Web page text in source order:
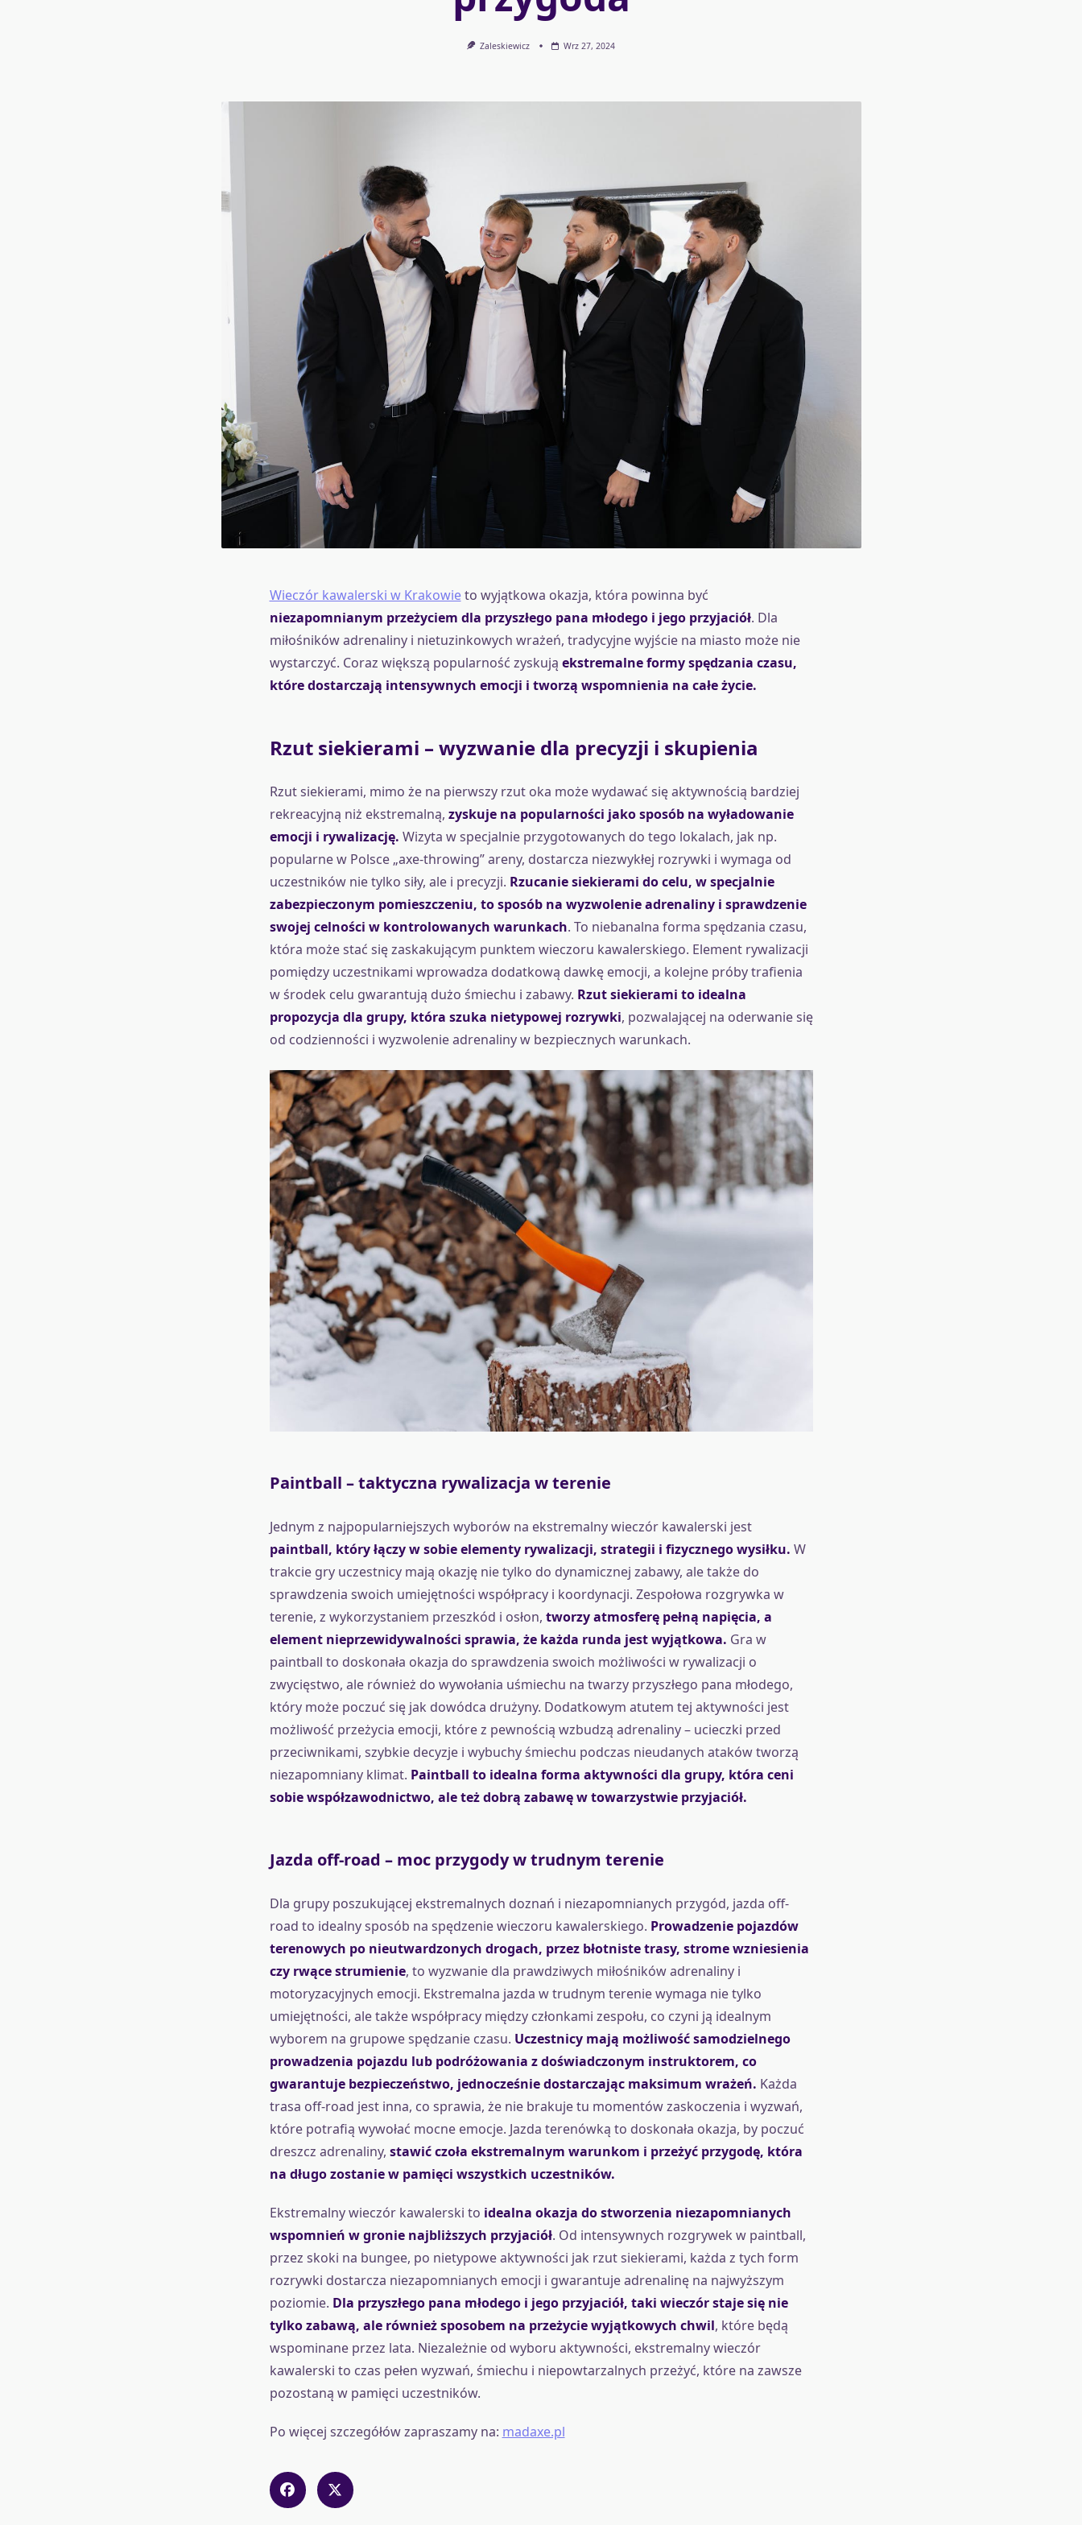
Zaleskiewicz Wrz 27, 2024
Wieczór kawalerski w Krakowieto wyjątkowa okazja, która powinna być
niezapomnianym przeżyciem dla przyszłego pana młodego i jego przyjaciół. Dla
miłośników adrenaliny i nietuzinkowych wrażeń, tradycyjne wyjście na miasto może nie
wystarczyć. Coraz większą popularność zyskują ekstremalne formy spędzania czasu,
które dostarczają intensywnych emocji i tworzą wspomnienia na całe życie.
Rzut siekierami – wyzwanie dla precyzji i skupienia
Rzut siekierami, mimo że na pierwszy rzut oka może wydawać się aktywnością bardziej
rekreacyjną niż ekstremalną, zyskuje na popularności jako sposób na wyładowanie
emocji i rywalizację. Wizyta w specjalnie przygotowanych do tego lokalach, jak np.
popularne w Polsce „axe-throwing” areny, dostarcza niezwykłej rozrywki i wymaga od
uczestników nie tylko siły, ale i precyzji. Rzucanie siekierami do celu, w specjalnie
zabezpieczonym pomieszczeniu, to sposób na wyzwolenie adrenaliny i sprawdzenie
swojej celności w kontrolowanych warunkach. To niebanalna forma spędzania czasu,
która może stać się zaskakującym punktem wieczoru kawalerskiego. Element rywalizacji
pomiędzy uczestnikami wprowadza dodatkową dawkę emocji, a kolejne próby trafienia
w środek celu gwarantują dużo śmiechu i zabawy. Rzut siekierami to idealna
propozycja dla grupy, która szuka nietypowej rozrywki, pozwalającej na oderwanie się
od codzienności i wyzwolenie adrenaliny w bezpiecznych warunkach.
Paintball – taktyczna rywalizacja w terenie
Jednym z najpopularniejszych wyborów na ekstremalny wieczór kawalerski jest
paintball, który łączy w sobie elementy rywalizacji, strategii i fizycznego wysiłku. W
trakcie gry uczestnicy mają okazję nie tylko do dynamicznej zabawy, ale także do
sprawdzenia swoich umiejętności współpracy i koordynacji. Zespołowa rozgrywka w
terenie, z wykorzystaniem przeszkód i osłon, tworzy atmosferę pełną napięcia, a
element nieprzewidywalności sprawia, że każda runda jest wyjątkowa. Gra w
paintball to doskonała okazja do sprawdzenia swoich możliwości w rywalizacji o
zwycięstwo, ale również do wywołania uśmiechu na twarzy przyszłego pana młodego,
który może poczuć się jak dowódca drużyny. Dodatkowym atutem tej aktywności jest
możliwość przeżycia emocji, które z pewnością wzbudzą adrenaliny – ucieczki przed
przeciwnikami, szybkie decyzje i wybuchy śmiechu podczas nieudanych ataków tworzą
niezapomniany klimat. Paintball to idealna forma aktywności dla grupy, która ceni
sobie współzawodnictwo, ale też dobrą zabawę w towarzystwie przyjaciół.
Jazda off-road – moc przygody w trudnym terenie
Dla grupy poszukującej ekstremalnych doznań i niezapomnianych przygód, jazda off-
road to idealny sposób na spędzenie wieczoru kawalerskiego. Prowadzenie pojazdów
terenowych po nieutwardzonych drogach, przez błotniste trasy, strome wzniesienia
czy rwące strumienie, to wyzwanie dla prawdziwych miłośników adrenaliny i
motoryzacyjnych emocji. Ekstremalna jazda w trudnym terenie wymaga nie tylko
umiejętności, ale także współpracy między członkami zespołu, co czyni ją idealnym
wyborem na grupowe spędzanie czasu. Uczestnicy mają możliwość samodzielnego
prowadzenia pojazdu lub podróżowania z doświadczonym instruktorem, co
gwarantuje bezpieczeństwo, jednocześnie dostarczając maksimum wrażeń. Każda
trasa off-road jest inna, co sprawia, że nie brakuje tu momentów zaskoczenia i wyzwań,
które potrafią wywołać mocne emocje. Jazda terenówką to doskonała okazja, by poczuć
dreszcz adrenaliny, stawić czoła ekstremalnym warunkom i przeżyć przygodę, która
na długo zostanie w pamięci wszystkich uczestników.
Ekstremalny wieczór kawalerski to idealna okazja do stworzenia niezapomnianych
wspomnień w gronie najbliższych przyjaciół. Od intensywnych rozgrywek w paintball,
przez skoki na bungee, po nietypowe aktywności jak rzut siekierami, każda z tych form
rozrywki dostarcza niezapomnianych emocji i gwarantuje adrenalinę na najwyższym
poziomie. Dla przyszłego pana młodego i jego przyjaciół, taki wieczór staje się nie
tylko zabawą, ale również sposobem na przeżycie wyjątkowych chwil, które będą
wspominane przez lata. Niezależnie od wyboru aktywności, ekstremalny wieczór
kawalerski to czas pełen wyzwań, śmiechu i niepowtarzalnych przeżyć, które na zawsze
pozostaną w pamięci uczestników.
Po więcej szczegółów zapraszamy na: madaxe.pl